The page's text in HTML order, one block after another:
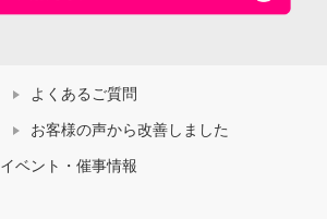
よくあるご質問
お客様の声から改善しました
イベント・催事情報